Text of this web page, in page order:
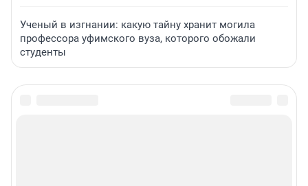
Ученый в изгнании: какую тайну хранит могила
профессора уфимского вуза, которого обожали
студенты